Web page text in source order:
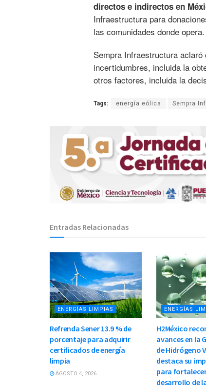
directos e indirectos en
Infraestructura para
las comunidades donde opera.
Sempra Infraestructura
incertidumbres, incluida la
otros factores, incluida la
Tags: energía eólica Sempra
Entradas Relacionadas
ENERGÍAS LIMPIAS
Refrenda Sener 13.9 % de
porcentaje para adquirir
certificados de energía
limpia
AGOSTO 4, 2026
ENERGÍAS
H2México
avances en la
de Hidrógeno
destaca su
para
desarrollo de